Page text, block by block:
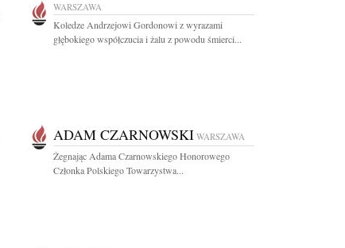
WARSZAWA
Koledze Andrzejowi Gordonowi z wyrazami
głębokiego współczucia i żalu z powodu śmierci...
ADAM CZARNOWSKI WARSZAWA
Żegnając Adama Czarnowskiego Honorowego
Członka Polskiego Towarzystwa...